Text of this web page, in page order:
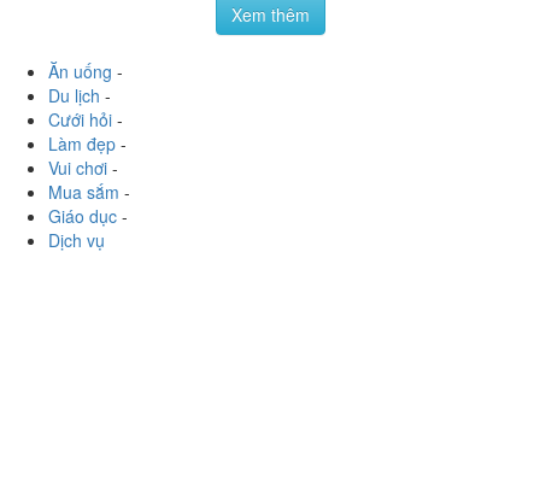
Xem thêm
Ăn uống -
Du lịch -
Cưới hỏi -
Làm đẹp -
Vui chơi -
Mua sắm -
Giáo dục -
Dịch vụ